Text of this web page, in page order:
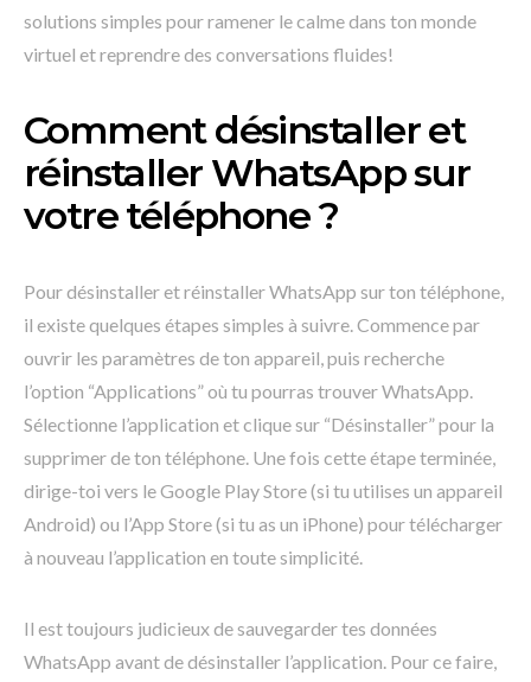
solutions simples pour ramener le calme dans ton monde
virtuel et reprendre des conversations fluides!
Comment désinstaller et
réinstaller WhatsApp sur
votre téléphone ?
Pour désinstaller et réinstaller WhatsApp sur ton téléphone,
il existe quelques étapes simples à suivre. Commence par
ouvrir les paramètres de ton appareil, puis recherche
l’option “Applications” où tu pourras trouver WhatsApp.
Sélectionne l’application et clique sur “Désinstaller” pour la
supprimer de ton téléphone. Une fois cette étape terminée,
dirige-toi vers le Google Play Store (si tu utilises un appareil
Android) ou l’App Store (si tu as un iPhone) pour télécharger
à nouveau l’application en toute simplicité.
Il est toujours judicieux de sauvegarder tes données
WhatsApp avant de désinstaller l’application. Pour ce faire,